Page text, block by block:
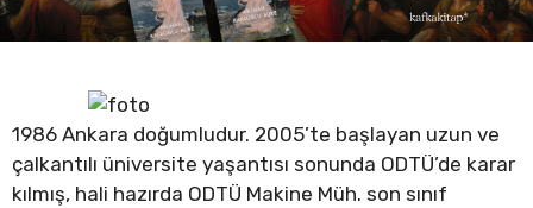
1986 Ankara doğumludur. 2005’te başlayan uzun ve
çalkantılı üniversite yaşantısı sonunda ODTÜ’de karar
kılmış, hali hazırda ODTÜ Makine Müh. son sınıf